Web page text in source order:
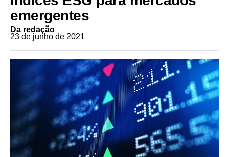
emergentes
Da redação
23 de junho de 2021